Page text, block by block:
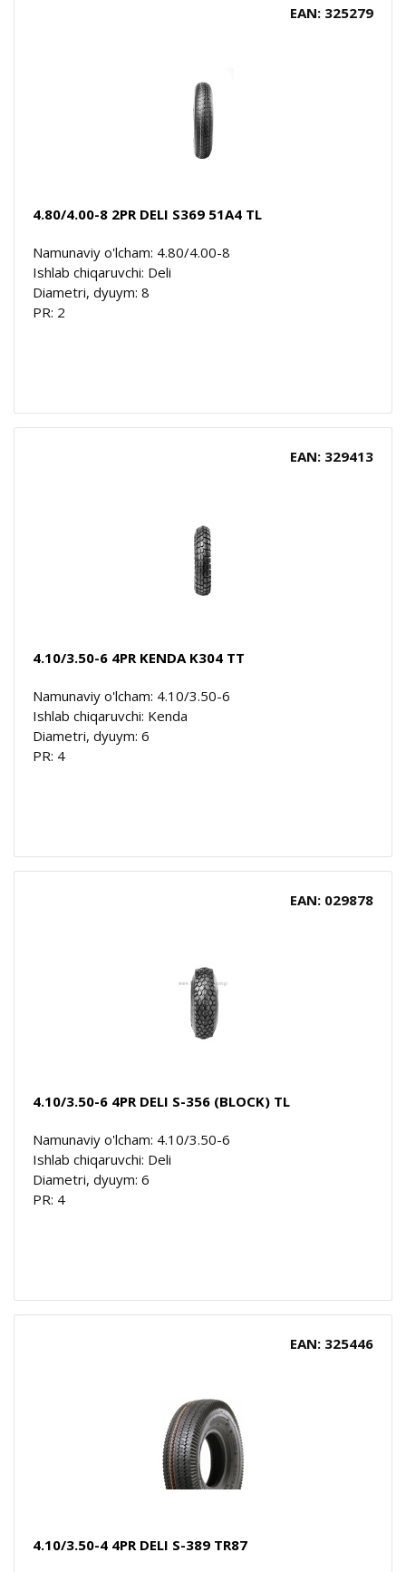
EAN: 325279
4.80/4.00-8 2PR DELI S369 51A4 TL
Namunaviy o'lcham: 4.80/4.00-8
Ishlab chiqaruvchi: Deli
Diametri, dyuym: 8
PR: 2
EAN: 329413
4.10/3.50-6 4PR KENDA K304 TT
Namunaviy o'lcham: 4.10/3.50-6
Ishlab chiqaruvchi: Kenda
Diametri, dyuym: 6
PR: 4
EAN: 029878
4.10/3.50-6 4PR DELI S-356 (BLOCK) TL
Namunaviy o'lcham: 4.10/3.50-6
Ishlab chiqaruvchi: Deli
Diametri, dyuym: 6
PR: 4
EAN: 325446
4.10/3.50-4 4PR DELI S-389 TR87